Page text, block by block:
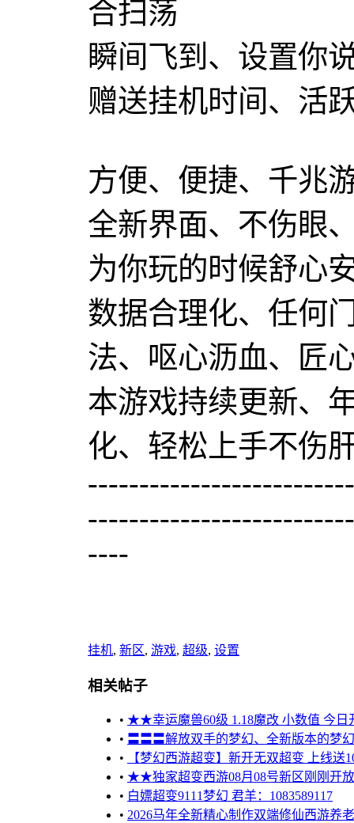
合扫荡
瞬间飞到、设置你
赠送挂机时间、活
方便、便捷、千兆
全新界面、不伤眼
为你玩的时候舒心
数据合理化、任何
法、呕心沥血、匠
本游戏持续更新、
化、轻松上手不伤
----
挂机, 新区, 游戏, 超级, 设置
相关帖子
• ★★幸运魔兽60级 1.18魔改 小数值 今
• 〓〓〓解放双手的梦幻、全新版本的梦
•
【梦幻西游超变】新开无双超变 上线送
• ★★独家超变西游08月08号新区刚刚开
• 白嫖超变9111梦幻 君羊：1083589117
• 2026马年全新精心制作双端修仙西游养